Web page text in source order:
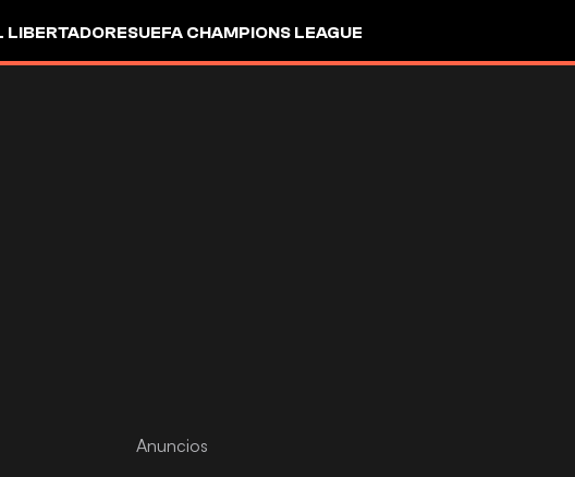
LIBERTADORESUEFA CHAMPIONS LEAGUE